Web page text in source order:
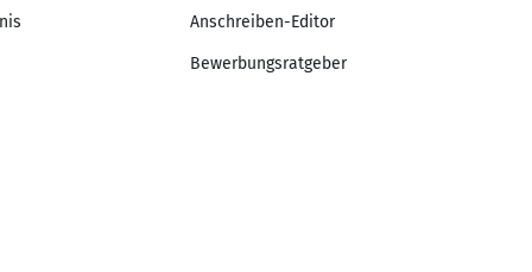
Anschreiben-Editor
Bewerbungsratgeber